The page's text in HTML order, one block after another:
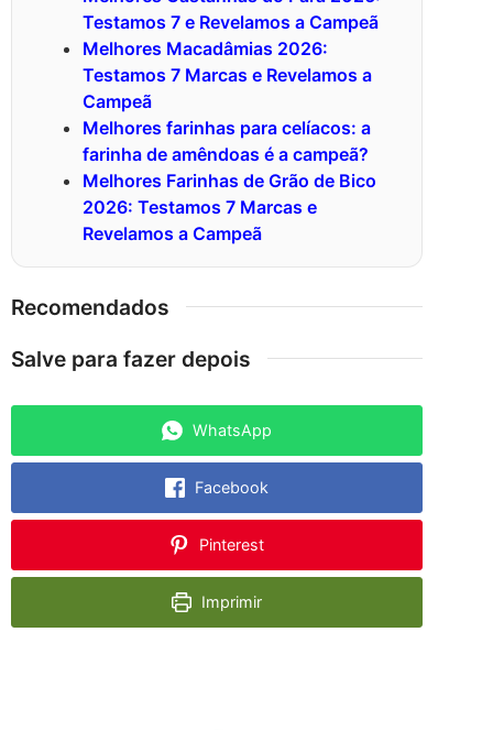
Testamos 7 e Revelamos a Campeã
Melhores Macadâmias 2026:
Testamos 7 Marcas e Revelamos a
Campeã
Melhores farinhas para celíacos: a
farinha de amêndoas é a campeã?
Melhores Farinhas de Grão de Bico
2026: Testamos 7 Marcas e
Revelamos a Campeã
Recomendados
Salve para fazer depois
WhatsApp
Facebook
Pinterest
Imprimir